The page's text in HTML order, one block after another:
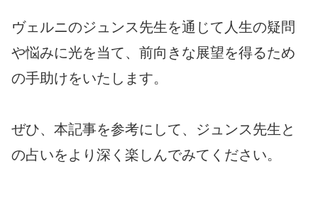
ヴェルニのジュンス先生を通じて人生の疑問
や悩みに光を当て、前向きな展望を得るため
の手助けをいたします。
ぜひ、本記事を参考にして、ジュンス先生と
の占いをより深く楽しんでみてください。